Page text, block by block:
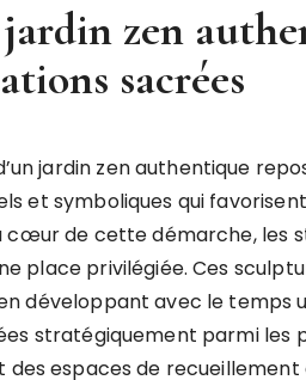
zen
sacrées
jardin zen authentique
et symboliques qui
cœur de cette démarche, les
place privilégiée. Ces
développant avec le temps
stratégiquement parmi les
des espaces de